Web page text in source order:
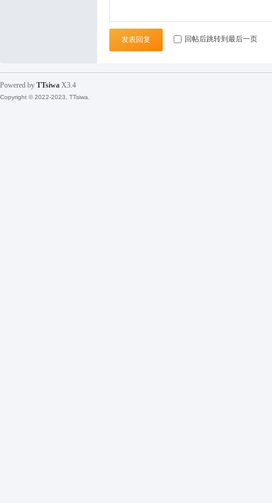
坛
发表回复 回帖后跳转到最后一页
Powered by TTsiwa X3.4
Copyright © 2022-2023, TTsiwa.